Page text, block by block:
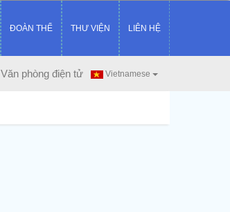
ĐOÀN THỂ THƯ VIỆN LIÊN HỆ
Vietnamese
Văn phòng điện tử